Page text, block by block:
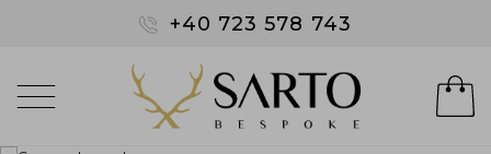
+40 723 578 743